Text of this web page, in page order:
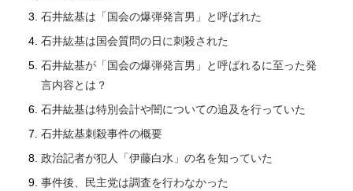
石井紘基は「国会の爆弾発言男」と呼ばれた
石井紘基は国会質問の日に刺殺された
石井紘基が「国会の爆弾発言男」と呼ばれるに至った発
言内容とは？
石井紘基は特別会計や闇についての追及を行っていた
石井紘基刺殺事件の概要
政治記者が犯人「伊藤白水」の名を知っていた
事件後、民主党は調査を行わなかった